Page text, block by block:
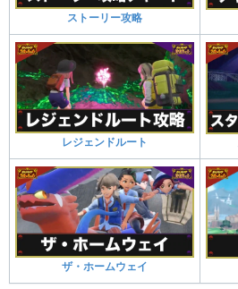
ストーリー攻略
レジェンドルート
ザ・ホームウェイ